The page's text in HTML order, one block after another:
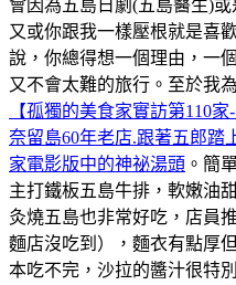
會因為五島日劇(五島醫生)
又或你跟我一樣壓根就是喜
說，你總得想一個理由，一
又不會太難的旅行。至於我
【孤獨的美食家實訪第110
奈留島60年老店.跟著五郎踏
家電影版中的神祕湯頭 。簡
主打鐵板五島牛排，軟嫩油
灸燒五島也非常好吃，店員
麵店沒吃到），麵衣有點厚
本吃不完，沙拉的醬汁很特